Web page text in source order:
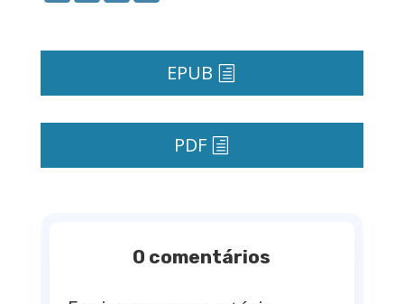
EPUB
PDF
0 comentários